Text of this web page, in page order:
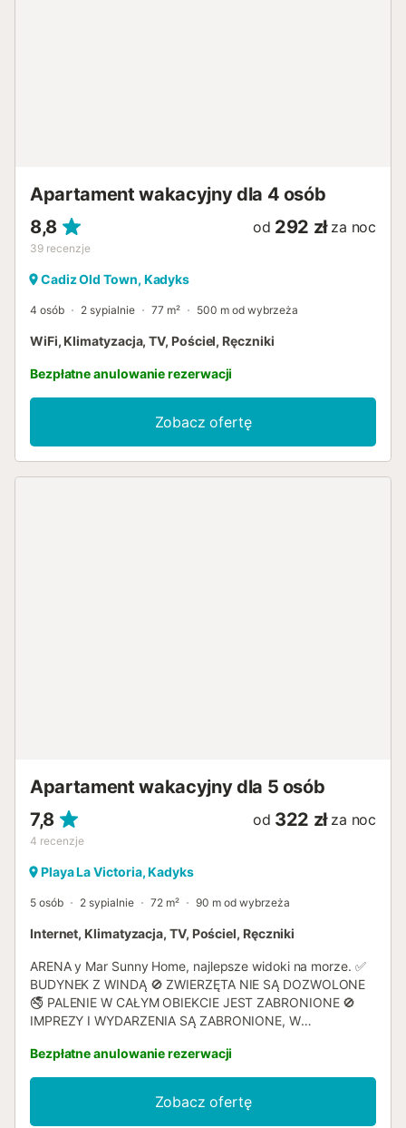
Apartament wakacyjny dla 4 osób
8,8
39 recenzje
od 292 zł za noc
Cadiz Old Town, Kadyks
4 osób 2 sypialnie 77 m² 500 m od wybrzeża
WiFi, Klimatyzacja, TV, Pościel, Ręczniki
Bezpłatne anulowanie rezerwacji
Zobacz ofertę
Apartament wakacyjny dla 5 osób
7,8
4 recenzje
od 322 zł za noc
Playa La Victoria, Kadyks
5 osób 2 sypialnie 72 m² 90 m od wybrzeża
Internet, Klimatyzacja, TV, Pościel, Ręczniki
ARENA y Mar Sunny Home, najlepsze widoki na morze. ✅
BUDYNEK Z WINDĄ 🚫 ZWIERZĘTA NIE SĄ DOZWOLONE
🚭 PALENIE W CAŁYM OBIEKCIE JEST ZABRONIONE 🚫
IMPREZY I WYDARZENIA SĄ ZABRONIONE, W
WYMAGANA KAUCJA W WYSOKOŚCI 350 € 🅿️ PARKING
W POBLIŻU W ZALEŻNOŚCI OD DOSTĘPNOŚCI ZA
DOPŁATĄ Obiekt znajduje się przy promenadzie w
Kadyksie, tuż przy plaży La Victoria, uznawanej za
Bezpłatne anulowanie rezerwacji
Zobacz ofertę